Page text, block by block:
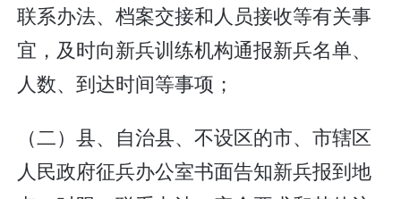
联系办法、档案交接和人员接收等有关事
宜，及时向新兵训练机构通报新兵名单、
人数、到达时间等事项；
（二）县、自治县、不设区的市、市辖区
人民政府征兵办公室书面告知新兵报到地